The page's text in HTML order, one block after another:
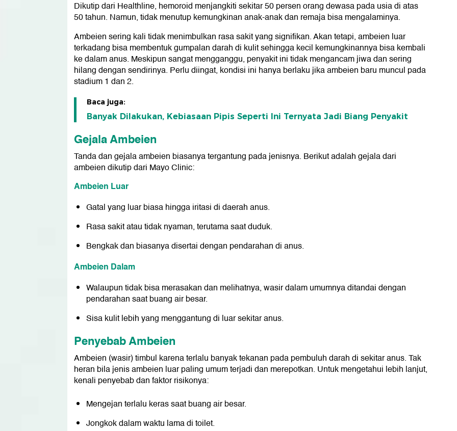
Dikutip dari Healthline, hemoroid menjangkiti sekitar 50 persen orang dewasa pada usia di atas
50 tahun. Namun, tidak menutup kemungkinan anak-anak dan remaja bisa mengalaminya.
Ambeien sering kali tidak menimbulkan rasa sakit yang signifikan. Akan tetapi, ambeien luar
terkadang bisa membentuk gumpalan darah di kulit sehingga kecil kemungkinannya bisa kembali
ke dalam anus. Meskipun sangat mengganggu, penyakit ini tidak mengancam jiwa dan sering
hilang dengan sendirinya. Perlu diingat, kondisi ini hanya berlaku jika ambeien baru muncul pada
stadium 1 dan 2.
Baca juga:
Banyak Dilakukan, Kebiasaan Pipis Seperti Ini Ternyata Jadi Biang Penyakit
Gejala Ambeien
Tanda dan gejala ambeien biasanya tergantung pada jenisnya. Berikut adalah gejala dari
ambeien dikutip dari Mayo Clinic:
Ambeien Luar
Gatal yang luar biasa hingga iritasi di daerah anus.
Rasa sakit atau tidak nyaman, terutama saat duduk.
Bengkak dan biasanya disertai dengan pendarahan di anus.
Ambeien Dalam
Walaupun tidak bisa merasakan dan melihatnya, wasir dalam umumnya ditandai dengan
pendarahan saat buang air besar.
Sisa kulit lebih yang menggantung di luar sekitar anus.
Penyebab Ambeien
Ambeien (wasir) timbul karena terlalu banyak tekanan pada pembuluh darah di sekitar anus. Tak
heran bila jenis ambeien luar paling umum terjadi dan merepotkan. Untuk mengetahui lebih lanjut,
kenali penyebab dan faktor risikonya:
Mengejan terlalu keras saat buang air besar.
Jongkok dalam waktu lama di toilet.